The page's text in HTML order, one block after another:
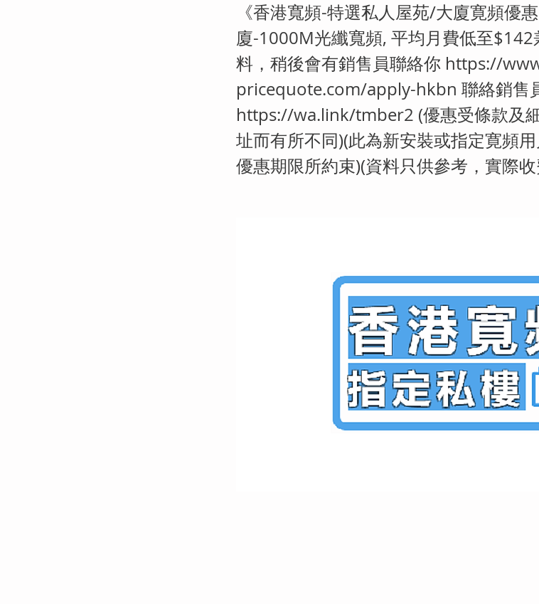
《香港寬頻-特選私人屋苑/大廈寛頻優
廈-1000M光纖寬頻, 平均月費低至
料，稍後會有銷售員聯絡你 https://
pricequote.com/apply-hkbn 聯絡銷售
https://wa.link/tmber2 (優惠受條款及
址而有所不同)(此為新安裝或指定寛頻
優惠期限所約束)(資料只供參考，實際